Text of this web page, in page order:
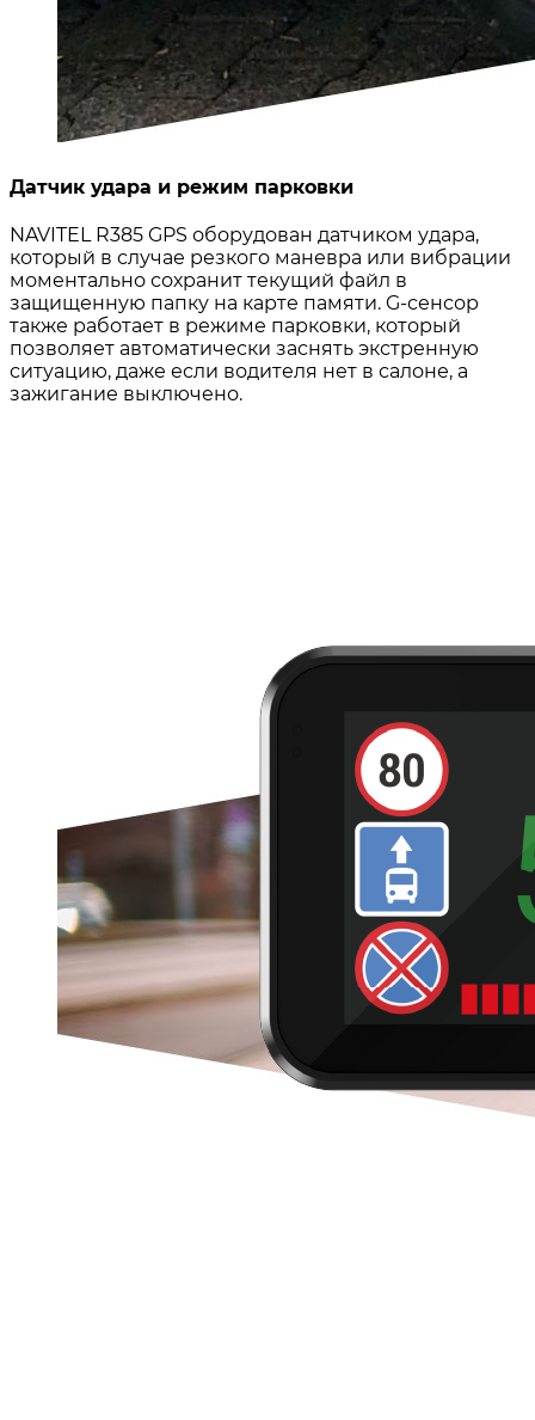
Датчик удара и режим парковки
NAVITEL R385 GPS оборудован датчиком удара,
который в случае резкого маневра или вибрации
моментально сохранит текущий файл в
защищенную папку на карте памяти. G-сенсор
также работает в режиме парковки, который
позволяет автоматически заснять экстренную
ситуацию, даже если водителя нет в салоне, а
зажигание выключено.